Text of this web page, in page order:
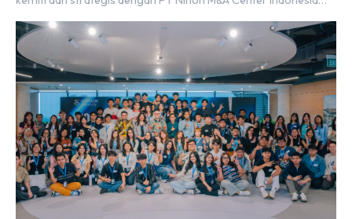
tersebut ditandai dengan penandatanganan Memorandum of
Understanding (MoU) oleh Bayu Seto (Partner at Living Lab
Ventures) dan Kosuke Kawata […]